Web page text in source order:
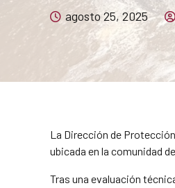
agosto 25, 2025
La Dirección de
ubicada en la comunidad
Tras una evaluación